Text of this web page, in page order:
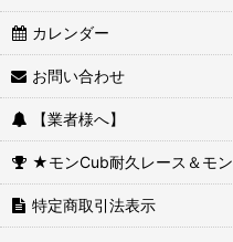
カレンダー
お問い合わせ
【業者様へ】
★モンCub耐久レース＆モ
特定商取引法表示